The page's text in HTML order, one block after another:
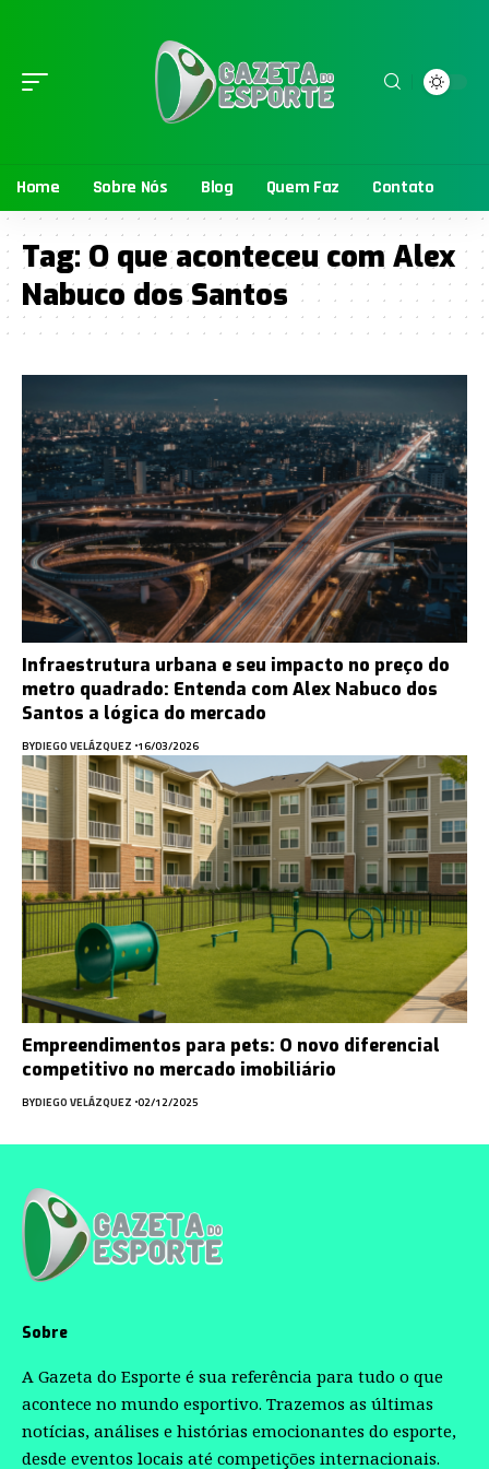
Home Sobre Nós Blog Quem Faz Contato
Tag: O que aconteceu com Alex
Nabuco dos Santos
Infraestrutura urbana e seu impacto no preço do
metro quadrado: Entenda com Alex Nabuco dos
Santos a lógica do mercado
BYDIEGO VELÁZQUEZ 16/03/2026
Empreendimentos para pets: O novo diferencial
competitivo no mercado imobiliário
BYDIEGO VELÁZQUEZ 02/12/2025
Sobre
A Gazeta do Esporte é sua referência para tudo o que
acontece no mundo esportivo. Trazemos as últimas
notícias, análises e histórias emocionantes do esporte,
desde eventos locais até competições internacionais.